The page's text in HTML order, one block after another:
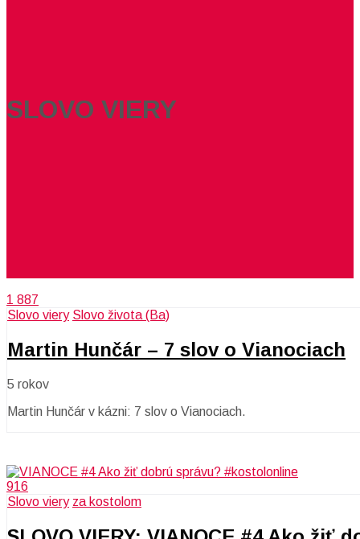
SLOVO VIERY
1 887
Slovo viery Slovo života (Ba)
Martin Hunčár – 7 slov o Vianociach
5 rokov
Martin Hunčár v kázni: 7 slov o Vianociach.
916
Slovo viery za kostolom